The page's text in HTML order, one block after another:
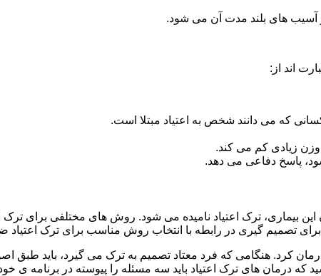
آسیب های بلند مدت آن می شود.
اند از:
که می دانند شخص به اعتیاد مبتلا است.
وزن زیادی کم می کند.
پاسخ دفاعی می دهد.
این بیماری، ترک اعتیاد نامیده می شود. روش های مختلفی برای
گیری در رابطه با انتخاب روش مناسب برای ترک
کرد. هنگامی که فرد معتاد تصمیم به ترک می گیرد، باید
درمان های ترک اعتیاد باید سه مسئله را پیوسته در برنامه ی